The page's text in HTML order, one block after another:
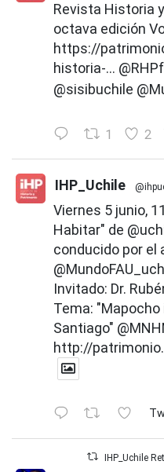
Revista Historia
octava edición
https://
historia-...
@sisibuchile
1 2
IHP_Uchile
Viernes 5 junio,
Habitar" de
conducido por el
Invitado: Dr.
Tema:
Santiago"
http://
IHP_Uchile